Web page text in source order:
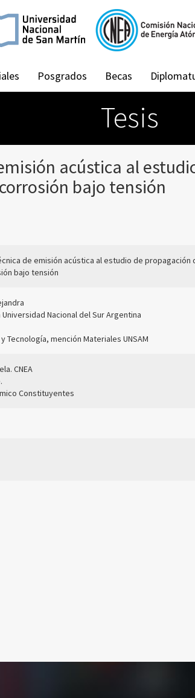
Posgrados Becas
Tesis
acústica al
bajo tensión
de emisión acústica al estudio de propagación
bajo tensión
Nacional del Sur Argentina
Tecnología, mención Materiales UNSAM
CNEA
Constituyentes